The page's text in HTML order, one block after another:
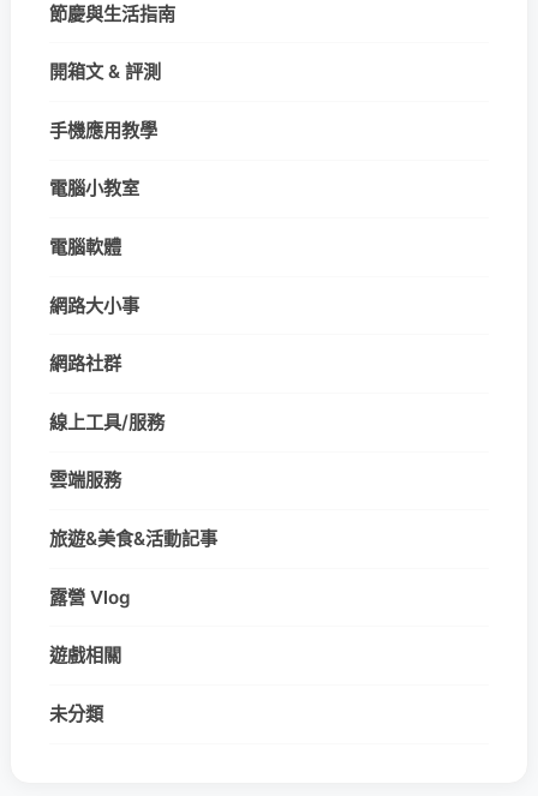
節慶與生活指南
開箱文 & 評測
手機應用教學
電腦小教室
電腦軟體
網路大小事
網路社群
線上工具/服務
雲端服務
旅遊&美食&活動記事
露營 Vlog
遊戲相關
未分類